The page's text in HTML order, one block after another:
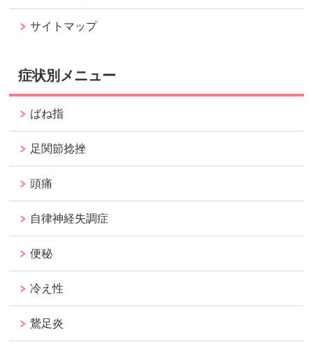
サイトマップ
症状別メニュー
ばね指
足関節捻挫
頭痛
自律神経失調症
便秘
冷え性
鵞足炎